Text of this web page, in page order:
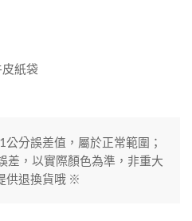
紙袋
分誤差值，屬於正常範圍；
差，以實際顏色為準，非重大
供退換貨哦 ※